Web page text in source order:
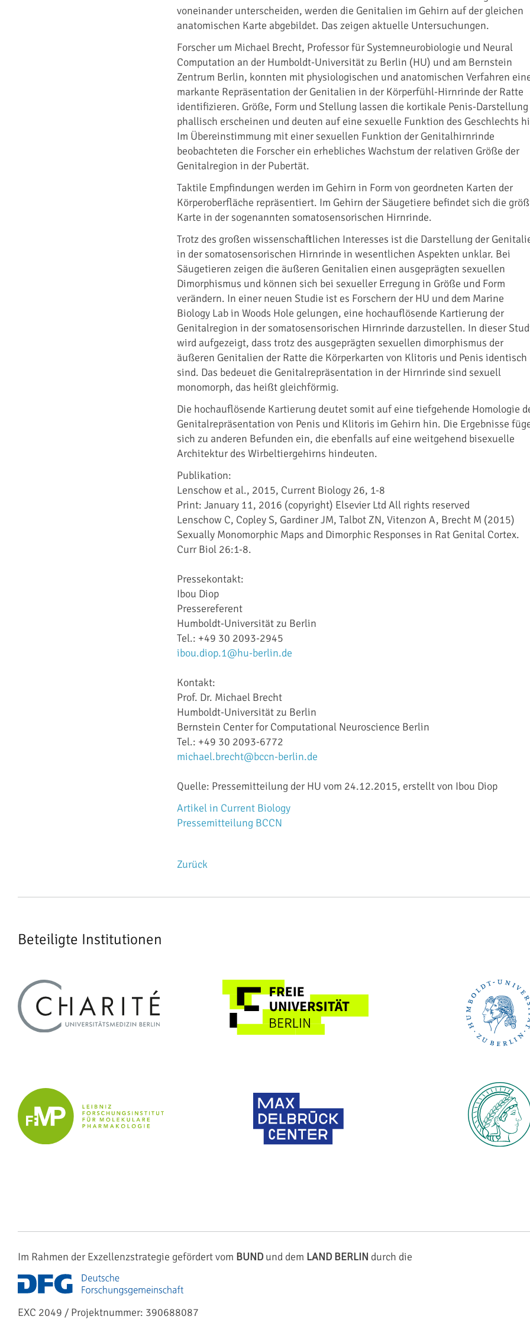
voneinander unterscheiden, werden die Genitalien im Gehirn auf der gleichen
anatomischen Karte abgebildet. Das zeigen aktuelle Untersuchungen.
Forscher um Michael Brecht, Professor für Systemneurobiologie und Neural
Computation an der Humboldt-Universität zu Berlin (HU) und am Bernstein
Zentrum Berlin, konnten mit physiologischen und anatomischen Verfahren
markante Repräsentation der Genitalien in der Körperfühl-Hirnrinde der Ratte
identifizieren. Größe, Form und Stellung lassen die kortikale Penis-Darstellung
phallisch erscheinen und deuten auf eine sexuelle Funktion des Geschlechts
Im Übereinstimmung mit einer sexuellen Funktion der Genitalhirnrinde
beobachteten die Forscher ein erhebliches Wachstum der relativen Größe der
Genitalregion in der Pubertät.
Taktile Empfindungen werden im Gehirn in Form von geordneten Karten der
Körperoberfläche repräsentiert. Im Gehirn der Säugetiere befindet sich die
Karte in der sogenannten somatosensorischen Hirnrinde.
Trotz des großen wissenschaftlichen Interesses ist die Darstellung der
in der somatosensorischen Hirnrinde in wesentlichen Aspekten unklar. Bei
Säugetieren zeigen die äußeren Genitalien einen ausgeprägten sexuellen
Dimorphismus und können sich bei sexueller Erregung in Größe und Form
verändern. In einer neuen Studie ist es Forschern der HU und dem Marine
Biology Lab in Woods Hole gelungen, eine hochauflösende Kartierung der
Genitalregion in der somatosensorischen Hirnrinde darzustellen. In dieser
wird aufgezeigt, dass trotz des ausgeprägten sexuellen dimorphismus der
äußeren Genitalien der Ratte die Körperkarten von Klitoris und Penis identisch
sind. Das bedeuet die Genitalrepräsentation in der Hirnrinde sind sexuell
monomorph, das heißt gleichförmig.
Die hochauflösende Kartierung deutet somit auf eine tiefgehende Homologie
Genitalrepräsentation von Penis und Klitoris im Gehirn hin. Die Ergebnisse
sich zu anderen Befunden ein, die ebenfalls auf eine weitgehend bisexuelle
Architektur des Wirbeltiergehirns hindeuten.
Publikation:
Lenschow et al., 2015, Current Biology 26, 1-8
Print: January 11, 2016 (copyright) Elsevier Ltd All rights reserved
Lenschow C, Copley S, Gardiner JM, Talbot ZN, Vitenzon A, Brecht M (2015)
Sexually Monomorphic Maps and Dimorphic Responses in Rat Genital Cortex.
Curr Biol 26:1-8.
Pressekontakt:
Ibou Diop
Pressereferent
Humboldt-Universität zu Berlin
Tel.: +49 30 2093-2945
ibou.diop.1@hu-berlin.de
Kontakt:
Prof. Dr. Michael Brecht
Humboldt-Universität zu Berlin
Bernstein Center for Computational Neuroscience Berlin
Tel.: +49 30 2093-6772
michael.brecht@bccn-berlin.de
Quelle: Pressemitteilung der HU vom 24.12.2015, erstellt von Ibou Diop
Artikel in Current Biology
Pressemitteilung BCCN
Zurück
Beteiligte Institutionen
Im Rahmen der Exzellenzstrategie gefördert vom BUNDund dem LAND BERLIN durch die
EXC 2049 / Projektnummer: 390688087